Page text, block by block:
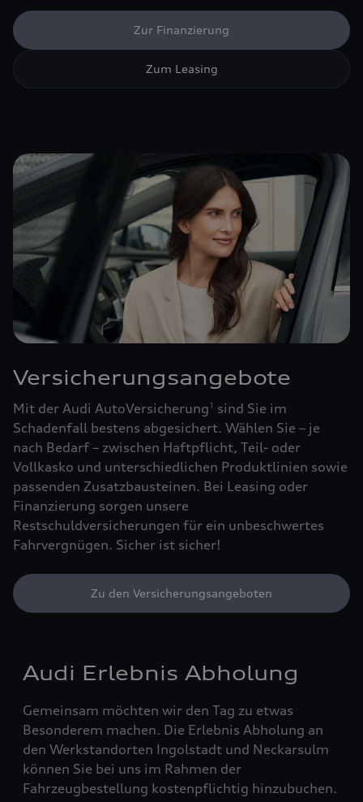
Zur Finanzierung
Zum Leasing
Versicherungsangebote
Mit der Audi AutoVersicherung1
sind Sie im
Schadenfall bestens abgesichert. Wählen Sie – je
nach Bedarf – zwischen Haftpflicht, Teil- oder
Vollkasko und unterschiedlichen Produktlinien sowie
passenden Zusatzbausteinen. Bei Leasing oder
Finanzierung sorgen unsere
Restschuldversicherungen für ein unbeschwertes
Fahrvergnügen. Sicher ist sicher!
Zu den Versicherungsangeboten
Audi Erlebnis Abholung
Gemeinsam möchten wir den Tag zu etwas
Besonderem machen. Die Erlebnis Abholung an
den Werkstandorten Ingolstadt und Neckarsulm
können Sie bei uns im Rahmen der
Fahrzeugbestellung kostenpflichtig hinzubuchen.